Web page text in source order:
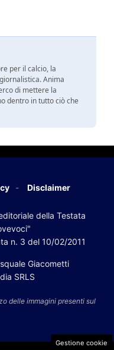
per il calcio, la
Anima
di mettere la
dentro in tutto ciò che
Disclaimer
della Testata
n. 3 del 10/02/2011
Giacometti
SRLS
delle immagini presenti sul
Gestione cookie